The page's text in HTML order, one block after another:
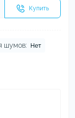
Купить
шумов: Нет